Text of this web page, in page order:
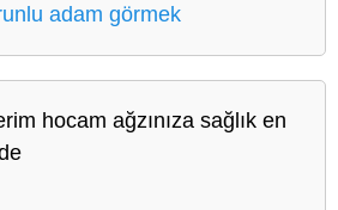
adam görmek
hocam ağzınıza sağlık en